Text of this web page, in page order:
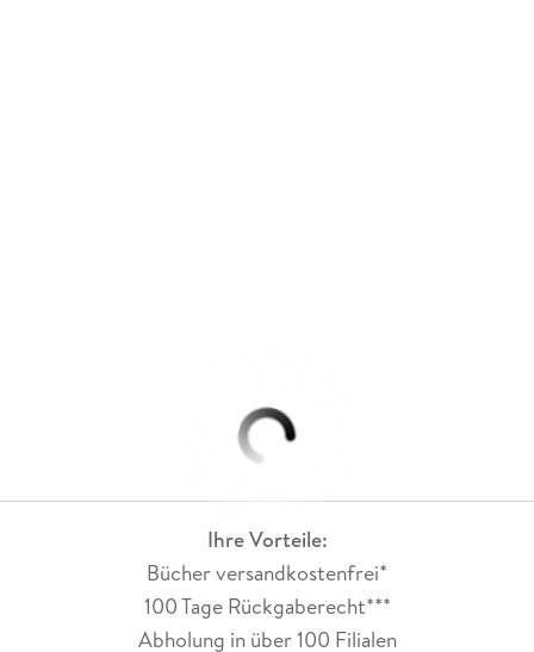
Ihre Vorteile:
Bücher versandkostenfrei*
100 Tage Rückgaberecht***
Abholung in über 100 Filialen